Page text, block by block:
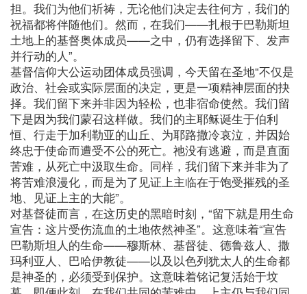
担。我们为他们祈祷，无论他们决定去往何方，我们的
祝福都将伴随他们。然而，在我们——扎根于巴勒斯坦
土地上的基督奥体成员——之中，仍有选择留下、发声
并行动的人”。
基督信仰大公运动团体成员强调，今天留在圣地“不仅是
政治、社会或实际层面的决定，更是一项精神层面的抉
择。我们留下来并非因为轻松，也非宿命使然。我们留
下是因为我们蒙召这样做。我们的主耶稣诞生于伯利
恒、行走于加利勒亚的山丘、为耶路撒冷哀泣，并因始
终忠于使命而遭受不公的死亡。祂没有逃避，而是直面
苦难，从死亡中汲取生命。同样，我们留下来并非为了
将苦难浪漫化，而是为了见证上主临在于饱受摧残的圣
地、见证上主的大能”。
对基督徒而言，在这历史的黑暗时刻，“留下就是用生命
宣告：这片受伤流血的土地依然神圣”。这意味着“宣告
巴勒斯坦人的生命——穆斯林、基督徒、德鲁兹人、撒
玛利亚人、巴哈伊教徒——以及以色列犹太人的生命都
是神圣的，必须受到保护。这意味着铭记复活始于坟